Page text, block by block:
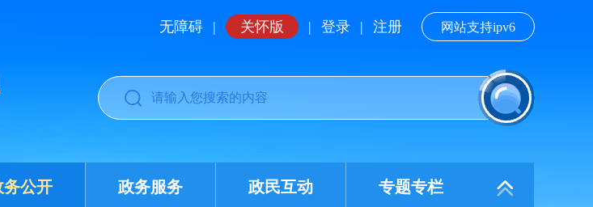
无障碍 | 关怀版 | 登录 | 注册 网站支持ipv6
务公开 政务服务 政民互动 专题专栏